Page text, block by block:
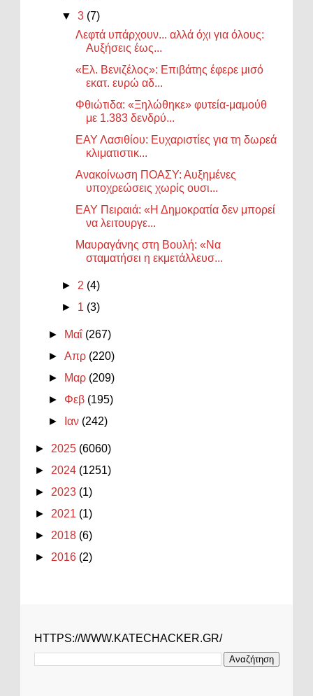
▼3 (7)
Λεφτά υπάρχουν... αλλά όχι για όλους:
Αυξήσεις έως...
«Ελ. Βενιζέλος»: Επιβάτης έφερε μισό
εκατ. ευρώ αδ...
Φθιώτιδα: «Ξηλώθηκε» φυτεία-μαμούθ
με 1.383 δενδρύ...
ΕΑΥ Λασιθίου: Ευχαριστίες για τη δωρεά
κλιματιστικ...
Ανακοίνωση ΠΟΑΣΥ: Αυξημένες
υποχρεώσεις χωρίς ουσι...
ΕΑΥ Πειραιά: «Η Δημοκρατία δεν μπορεί
να λειτουργε...
Μαυραγάνης στη Βουλή: «Να
σταματήσει η εκμετάλλευσ...
► 2 (4)
► 1 (3)
► Μαΐ (267)
►Απρ (220)
►
Μαρ (209)
► Φεβ (195)
►
Ιαν (242)
► 2025 (6060)
► 2024 (1251)
► 2023 (1)
► 2021 (1)
► 2018 (6)
► 2016 (2)
HTTPS://WWW.KATECHACKER.GR/